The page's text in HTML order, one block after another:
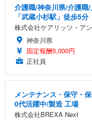
介護職/神奈川県/介護職
「武蔵小杉駅」徒歩5分
株式会社ケアリッツ・ア
神奈川県
固定報酬5,000円
正社員
メンテナンス・保守・
0代活躍中/製造 工場
株式会社BREXA Next